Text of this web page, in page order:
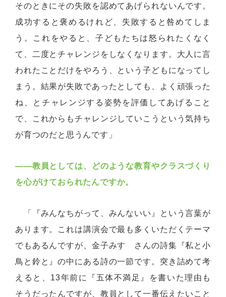
そのときにその失敗を認めてあげられないんです。
成功すると褒めるけれど、失敗すると咎めてしま
う。これをやると、子どもたちは怒られたくなく
て、二度とチャレンジをしなくなります。大人に言
われたことだけをやろう、という子どもになってし
まう。結果が失敗であったとしても、よく頑張った
ね、とチャレンジする姿勢を評価してあげること
で、これからもチャレンジしていこうという気持ち
が育つのだと思うんです」
――教員としては、どのような教育やクラスづくり
を心がけておられたんですか。
「『みんなちがって、みんないい』という言葉が
あります。これは講演会で最も多くいただくテーマ
でもあるんですが、金子みすゞさんの詩集『私と小
鳥と鈴と』の中にある詩の一節です。突き詰めて考
えると、13年前に『五体不満足』を書いた理由も
そうだったんですが、教員として一番伝えたいこと